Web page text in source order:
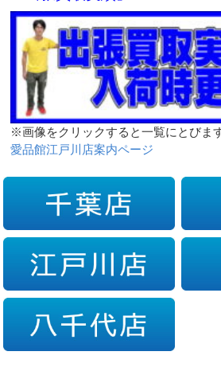
※画像をクリックすると一覧にとびま
愛品館江戸川店案内ページ